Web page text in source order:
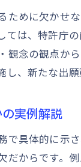
判
ために欠かせ
ては、特許庁
観念の観点か
、新たな出
実例解説
で具体的に示
からです。